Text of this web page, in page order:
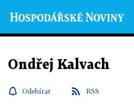
Ondřej Kalvach
Odebírat RSS